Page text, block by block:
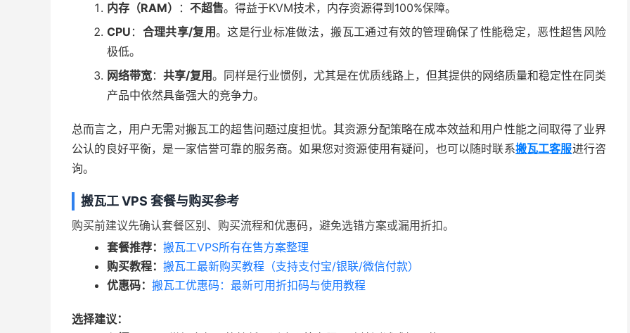
内存（RAM） ： 不超售。得益于KVM技术，内存资源得到100%保障。
CPU ： 合理共享/复用。这是行业标准做法，搬瓦工通过有效的管理确保了性能稳定，恶性超售风险
极低。
网络带宽： 共享/复用。同样是行业惯例，尤其是在优质线路上，但其提供的网络质量和稳定性在同类
产品中依然具备强大的竞争力。
总而言之，用户无需对搬瓦工的超售问题过度担忧。其资源分配策略在成本效益和用户性能之间取得了业界
公认的良好平衡，是一家信誉可靠的服务商。如果您对资源使用有疑问，也可以随时联系搬瓦工客服进行咨
询。
搬瓦工 VPS 套餐与购买参考
购买前建议先确认套餐区别、购买流程和优惠码，避免选错方案或漏用折扣。
套餐推荐： 搬瓦工VPS所有在售方案整理
购买教程： 搬瓦工最新购买教程（支持支付宝/银联/微信付款）
优惠码： 搬瓦工优惠码：最新可用折扣码与使用教程
选择建议：